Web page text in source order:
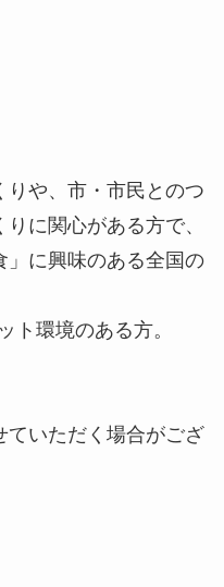
りや、市・市民とのつ
に関心がある方で、
」に興味のある全国の
ト環境のある方。
いただく場合がござ